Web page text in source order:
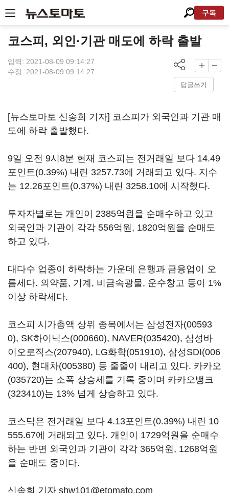
구독
코스피, 외인·기관 매도에 하락 출발
입력: 2021-08-09 09:14:27
수정: 2021-08-09 09:14:27
답글쓰기
[뉴스토마토 신송희 기자] 코스피가 외국인과 기관 매
도에 하락 출발했다.
9일 오전 9시8분 현재 코스피는 전거래일 보다 14.49
포인트(0.39%) 내린 3257.73에 거래되고 있다. 지수
는 12.26포인트(0.37%) 내린 3258.10에 시작했다.
투자자별로는 개인이 2385억원을 순매수하고 있고
외국인과 기관이 각각 556억원, 1820억원을 순매도
하고 있다.
대다수 업종이 하락하는 가운데 은행과 금융업이 오
름세다. 의약품, 기계, 비금속광물, 운수창고 등이 1%
이상 하락세다.
코스피 시가총액 상위 종목에서는 삼성전자(00593
0), SK하이닉스(000660), NAVER(035420), 삼성바
이오로직스(207940), LG화학(051910), 삼성SDI(006
400), 현대차(005380) 등 줄줄이 내리고 있다. 카카오
(035720)는 소폭 상승세를 기록 중이며 카카오뱅크
(323410)는 13% 넘게 상승하고 있다.
코스닥은 전거래일 보다 4.13포인트(0.39%) 내린 10
555.67에 거래되고 있다. 개인이 1729억원을 순매수
하는 반면 외국인과 기관이 각각 365억원, 1268억원
을 순매도 중이다.
신송희 기자 shw101@etomato.com